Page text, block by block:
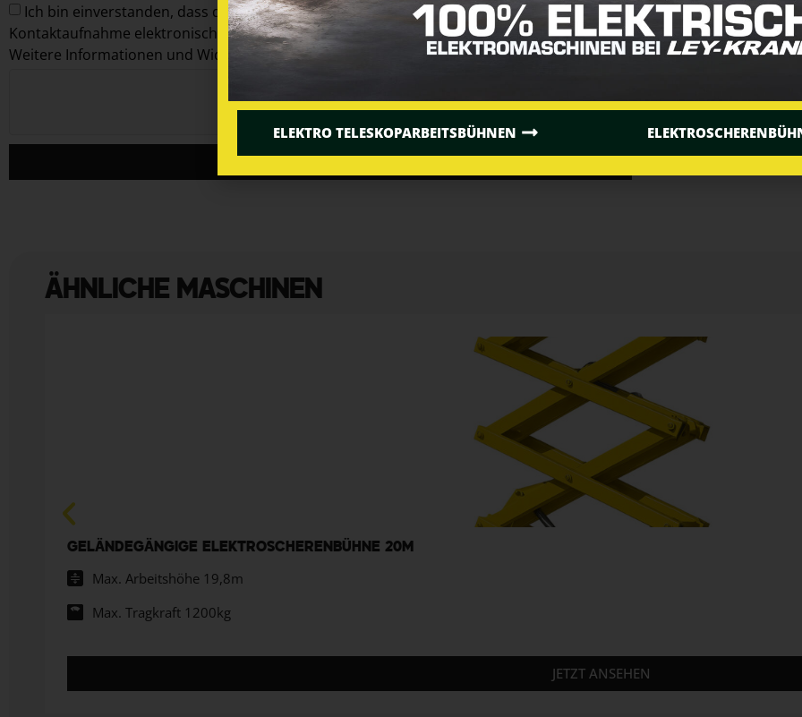
Ich bin einverstanden, dass die Firma Ley-Krane GmbH & Co. KG meine Daten für eine
Kontaktaufnahme elektronisch verarbeitet. Die Daten werden nicht an dritte weitergegeben.
Weitere Informationen und Widerrufshinweise findest du in derDatenschutzbestimmung..
SENDEN
ÄHNLICHE MASCHINEN
GELÄNDEGÄNGIGE ELEKTROSCHERENBÜHNE 20M
Max. Arbeitshöhe 19,8m
Max. Tragkraft 1200kg
JETZT ANSEHEN
ELEKTRO TELESKOPARBEITSBÜHNEN